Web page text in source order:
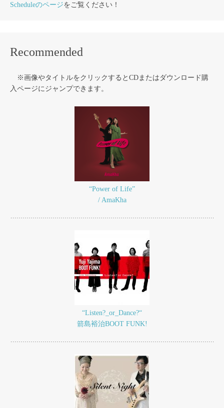
Scheduleのページをご覧ください！
Recommended
※画像やタイトルをクリックするとCDまたはダウンロード購
入ページにジャンプできます。
“Power of Life”
/ AmaKha
“Listen?_or_Dance?“
箭島裕治BOOT FUNK!